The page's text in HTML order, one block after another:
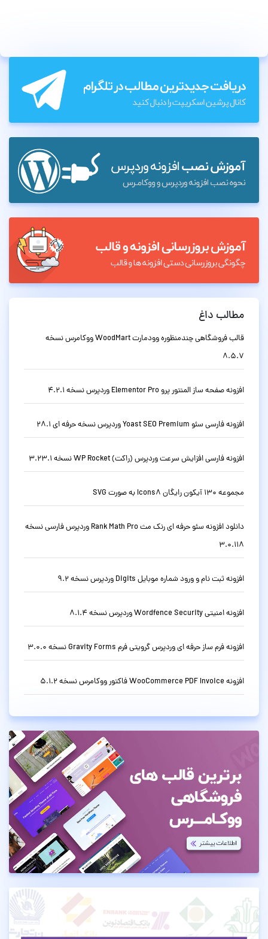
مطالب داغ
قالب فروشگاهی چندمنظوره وودمارت WoodMart ووکامرس نسخه
8.5.7
افزونه صفحه ساز المنتور پرو Elementor Pro وردپرس نسخه 4.2.1
افزونه فارسی سئو Yoast SEO Premium وردپرس نسخه حرفه ای 28.1
افزونه فارسی افزایش سرعت وردپرس (راکت) WP Rocket نسخه 3.23.1
مجموعه 130 آیکون رایگان Icons8 به صورت SVG
دانلود افزونه سئو حرفه ای رنک مث Rank Math Pro وردپرس فارسی نسخه
3.0.118
افزونه ثبت نام و ورود شماره موبایل Digits وردپرس نسخه 9.2
افزونه امنیتی Wordfence Security وردپرس نسخه 8.1.4
افزونه فرم ساز حرفه ای وردپرس گرویتی فرم Gravity Forms نسخه 3.0.0
افزونه WooCommerce PDF Invoice فاکتور ووکامرس نسخه 5.1.2